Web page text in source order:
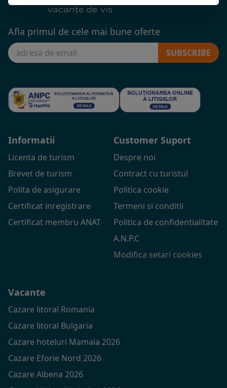
Afla primul de cele mai bune oferte
SUBSCRIBE
Informatii
Licenta de turism
Brevet de turism
Polita de asigurare
Certificat inregistrare
Certificat membru ANAT
Customer Suport
Despre noi
Contract cu turistul
Politica cookie
Termeni si conditii
Politica de confidentialitate
A.N.P.C
Modifica setari cookies
Vacante
Cazare litoral Romania
Cazare litoral Bulgaria
Cazare hoteluri Mamaia 2026
Cazare Eforie Nord 2026
Cazare Albena 2026